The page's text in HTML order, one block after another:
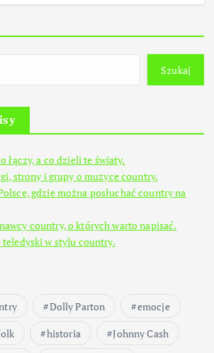
Szukaj
łączy, a co dzieli te światy.
strony i grupy o muzyce country.
gdzie można posłuchać country na
country, o których warto napisać.
w stylu country.
Dolly Parton
emocje
historia
Johnny Cash